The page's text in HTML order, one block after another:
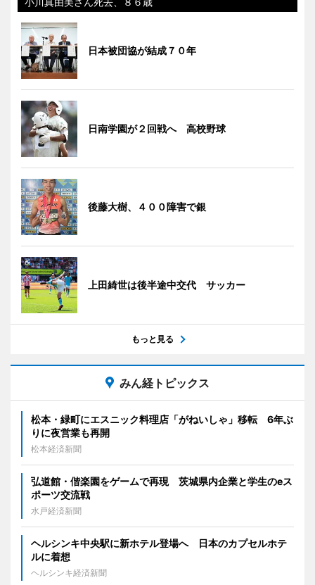
日本被団協が結成７０年
日南学園が２回戦へ 高校野球
後藤大樹、４００障害で銀
上田綺世は後半途中交代 サッカー
もっと見る
みん経トピックス
松本・緑町にエスニック料理店「がねいしゃ」移転 6年ぶ
りに夜営業も再開
松本経済新聞
弘道館・偕楽園をゲームで再現 茨城県内企業と学生のeス
ポーツ交流戦
水戸経済新聞
ヘルシンキ中央駅に新ホテル登場へ 日本のカプセルホテ
ルに着想
ヘルシンキ経済新聞